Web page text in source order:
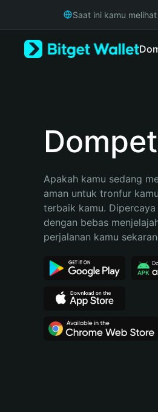
Русский
Bahasa Indonesia
Español (Argentina)
Saat ini kamu
Apakah kamu sedang
aman untuk tronfur
terbaik kamu.
dengan bebas
perjalanan kamu